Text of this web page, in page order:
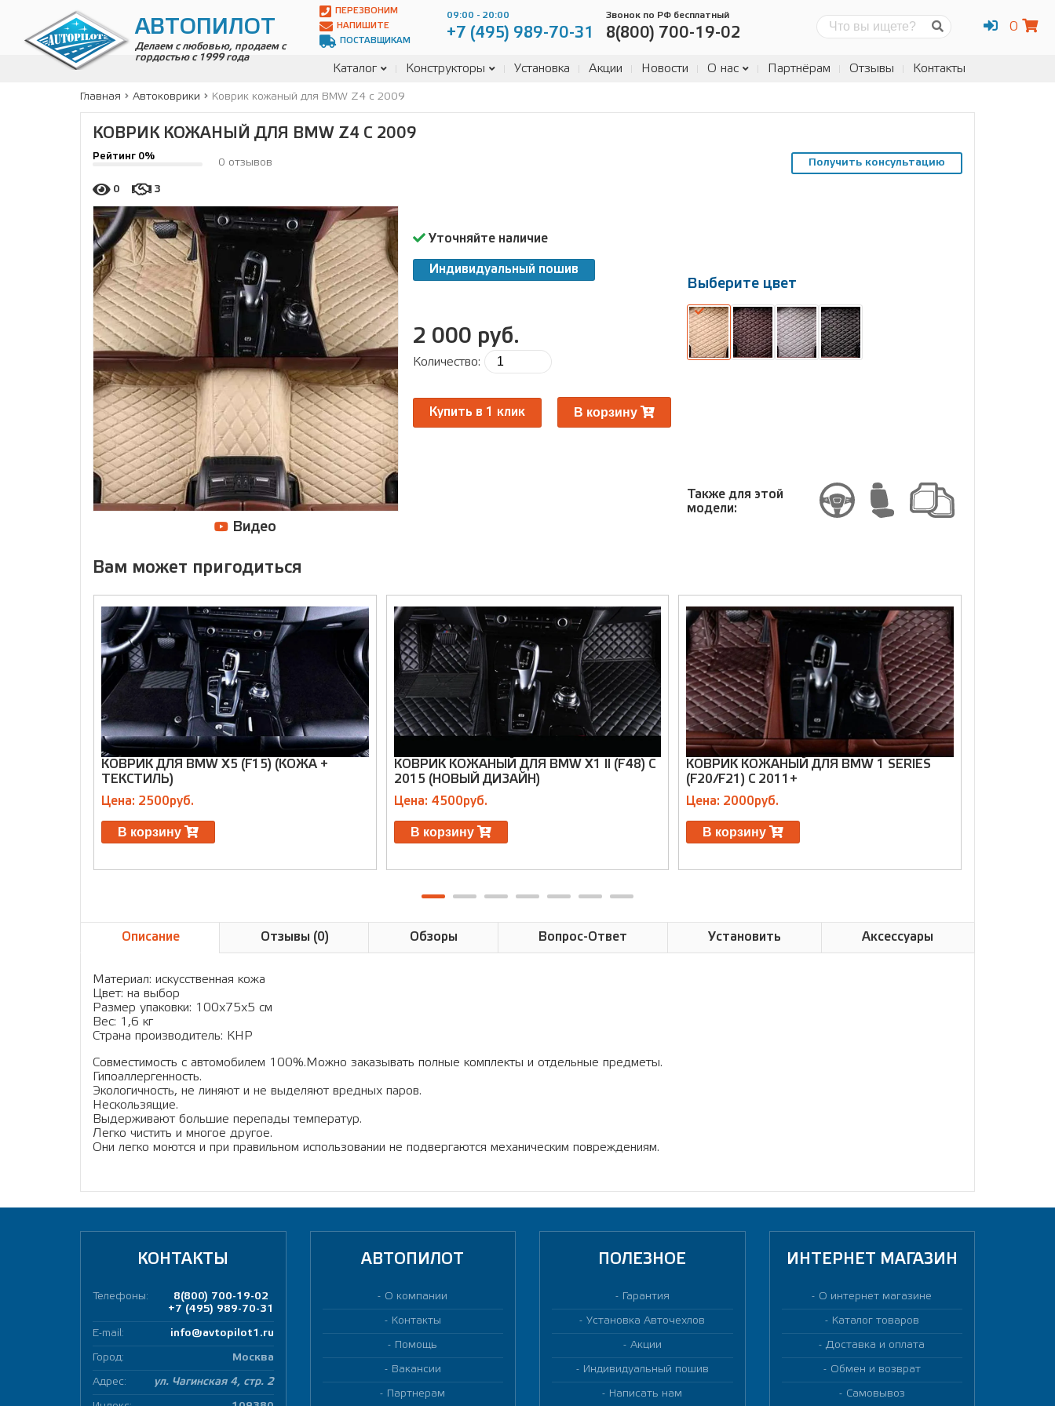
АВТОПИЛОТ
Делаем с любовью, продаем с
гордостью с 1999 года
ПЕРЕЗВОНИМ
НАПИШИТЕ
ПОСТАВЩИКАМ
09:00 - 20:00
+7 (495) 989-70-31
Звонок по РФ бесплатный
8(800) 700-19-02 0
Каталог Конструкторы Установка Акции Новости О нас Партнёрам Отзывы Контакты
Главная Автоковрики Коврик кожаный для BMW Z4 c 2009
КОВРИК КОЖАНЫЙ ДЛЯ BMW Z4 C 2009
Рейтинг 0%
0 отзывов Получить консультацию
0 3
Уточняйте наличие
Индивидуальный пошив
2 000 руб.
Количество:
Купить в 1 клик В корзину
Видео
Выберите цвет
Выберите
размер
Также для этой
модели:
Вам может пригодиться
КОВРИК ДЛЯ BMW Х5 (F15) (КОЖА +
ТЕКСТИЛЬ)
Цена: 2500руб.
В корзину
КОВРИК КОЖАНЫЙ ДЛЯ BMW X1 II (F48) C
2015 (НОВЫЙ ДИЗАЙН)
Цена: 4500руб.
В корзину
КОВРИК КОЖАНЫЙ ДЛЯ BMW 1 SERIES
(F20/F21) С 2011+
Цена: 2000руб.
В корзину
Описание Отзывы (0) Обзоры Вопрос-Ответ Установить Аксессуары
Материал: искусственная кожа
Цвет: на выбор
Размер упаковки: 100х75х5 см
Вес: 1,6 кг
Страна производитель: КНР
Cовместимость с автомобилем 100%.Можно заказывать полные комплекты и отдельные предметы.
Гипоаллергенность.
Экологичность, не линяют и не выделяют вредных паров.
Нескользящие.
Выдерживают большие перепады температур.
Легко чистить и многое другое.
Они легко моются и при правильном использовании не подвергаются механическим повреждениям.
КОНТАКТЫ
Телефоны:
8(800) 700-19-02
+7 (495) 989-70-31
E-mail: info@avtopilot1.ru
Город: Москва
Адрес: ул. Чагинская 4, стр. 2
АВТОПИЛОТ
О компании
Контакты
Помощь
Вакансии
Партнерам
ПОЛЕЗНОЕ
Гарантия
Установка Авточехлов
Акции
Индивидуальный пошив
Написать нам
ИНТЕРНЕТ МАГАЗИН
О интернет магазине
Каталог товаров
Доставка и оплата
Обмен и возврат
Самовывоз
Адрес:
Чагинская
info@avtopilot1.ru